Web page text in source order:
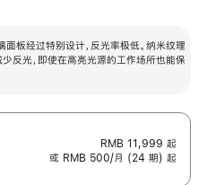
面板经过特别设计，反光率极低。纳米纹理
反光，即使在高亮光源的工作场所也能保
RMB 11,999 起
或 RMB 500/月 (24 期) 起